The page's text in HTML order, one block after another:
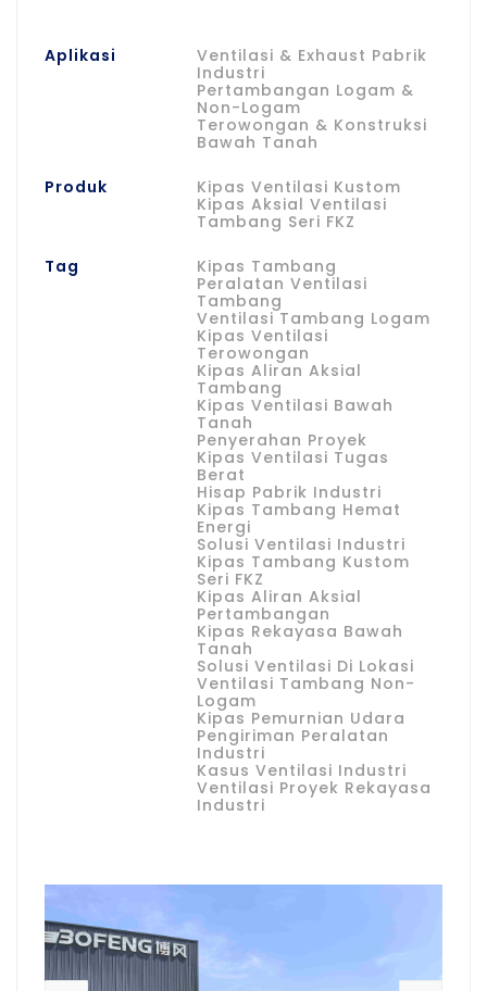
Aplikasi
Ventilasi & Exhaust Pabrik
Industri
Pertambangan Logam &
Non-Logam
Terowongan & Konstruksi
Bawah Tanah
Produk
Kipas Ventilasi Kustom
Kipas Aksial Ventilasi
Tambang Seri FKZ
Tag
Kipas Tambang
Peralatan Ventilasi
Tambang
Ventilasi Tambang Logam
Kipas Ventilasi
Terowongan
Kipas Aliran Aksial
Tambang
Kipas Ventilasi Bawah
Tanah
Penyerahan Proyek
Kipas Ventilasi Tugas
Berat
Hisap Pabrik Industri
Kipas Tambang Hemat
Energi
Solusi Ventilasi Industri
Kipas Tambang Kustom
Seri FKZ
Kipas Aliran Aksial
Pertambangan
Kipas Rekayasa Bawah
Tanah
Solusi Ventilasi Di Lokasi
Ventilasi Tambang Non-
Logam
Kipas Pemurnian Udara
Pengiriman Peralatan
Industri
Kasus Ventilasi Industri
Ventilasi Proyek Rekayasa
Industri